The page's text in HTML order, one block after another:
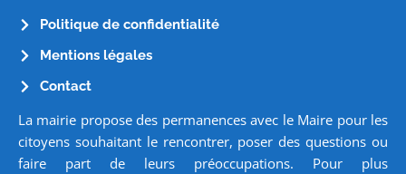
Politique de confidentialité
Mentions légales
Contact
La mairie propose des permanences avec le Maire pour les
citoyens souhaitant le rencontrer, poser des questions ou
faire part de leurs préoccupations. Pour plus